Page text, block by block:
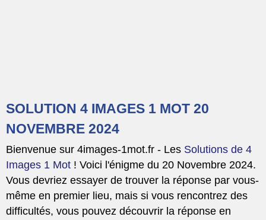
SOLUTION 4 IMAGES 1 MOT 20
NOVEMBRE 2024
Bienvenue sur 4images-1mot.fr - Les Solutions de 4
Images 1 Mot ! Voici l'énigme du 20 Novembre 2024.
Vous devriez essayer de trouver la réponse par vous-
même en premier lieu, mais si vous rencontrez des
difficultés, vous pouvez découvrir la réponse en